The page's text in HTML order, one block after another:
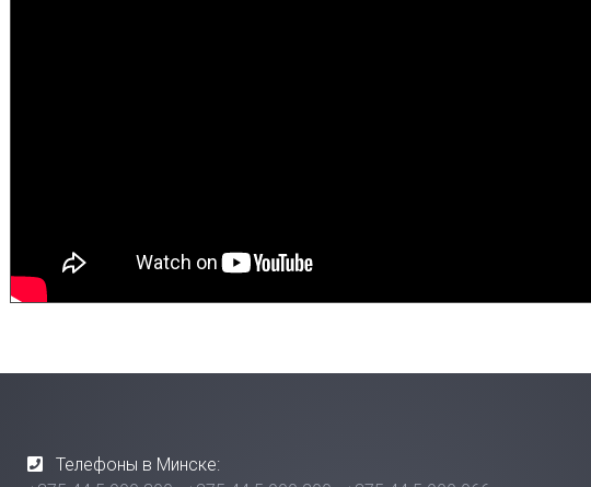
Телефоны в Минске: